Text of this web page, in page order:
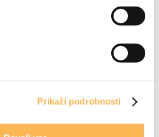
Prikaži podrobnosti